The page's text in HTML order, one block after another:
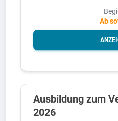
Ab
Ausbildung zum
2026